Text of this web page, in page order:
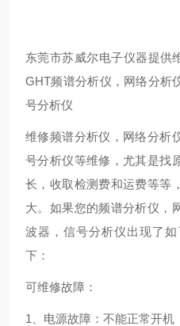
东莞市苏威尔电子仪器提供
GHT频谱分析仪，网络分析
号分析仪
维修频谱分析仪，网络分析
号分析仪等维修，尤其是找
长，收取检测费和运费等等
大。如果您的频谱分析仪，
波器，信号分析仪出现了
下：
可维修故障：
1、电源故障：不能正常开机